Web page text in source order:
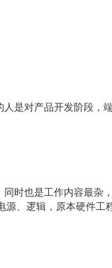
是对产品开发阶段，
时也是工作内容最杂
、逻辑，原本硬件